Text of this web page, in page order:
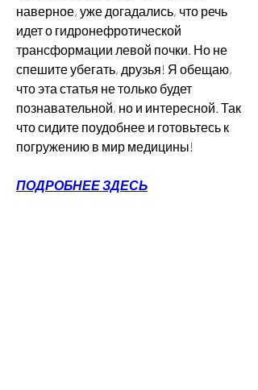
наверное, уже догадались, что речь
идет о гидронефротической
трансформации левой почки. Но не
спешите убегать, друзья! Я обещаю,
что эта статья не только будет
познавательной, но и интересной. Так
что сидите поудобнее и готовьтесь к
погружению в мир медицины!
ПОДРОБНЕЕ ЗДЕСЬ